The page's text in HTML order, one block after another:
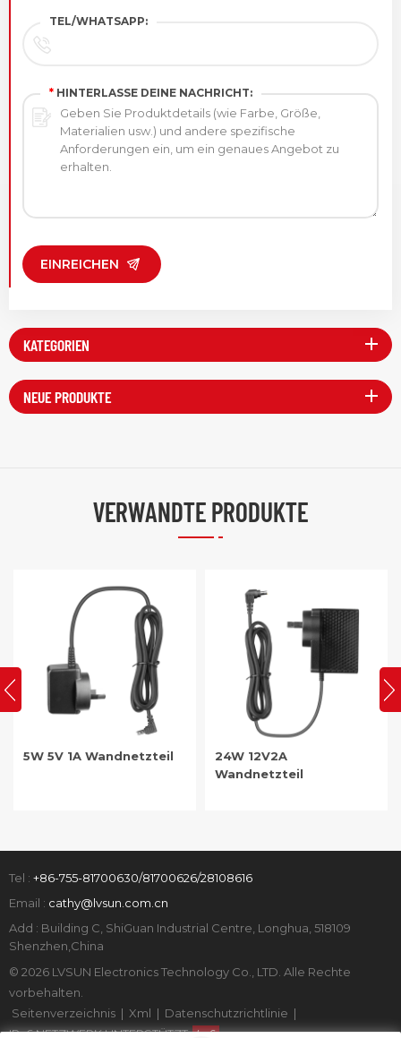
TEL/WHATSAPP:
* HINTERLASSE DEINE NACHRICHT:
EINREICHEN
KATEGORIEN
NEUE PRODUKTE
VERWANDTE PRODUKTE
5W 5V 1A Wandnetzteil
24W 12V2A
Wandnetzteil
Tel : +86-755-81700630/81700626/28108616
Email : cathy@lvsun.com.cn
Add : Building C, ShiGuan Industrial Centre, Longhua, 518109
Shenzhen,China
© 2026 LVSUN Electronics Technology Co., LTD. Alle Rechte
vorbehalten.
Seitenverzeichnis | Xml | Datenschutzrichtlinie |
IPv6 NETZWERK UNTERSTÜTZT